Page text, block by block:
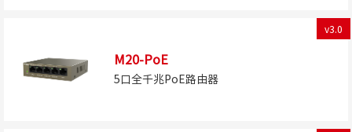
v3.0
M20-PoE
5口全千兆PoE路由器